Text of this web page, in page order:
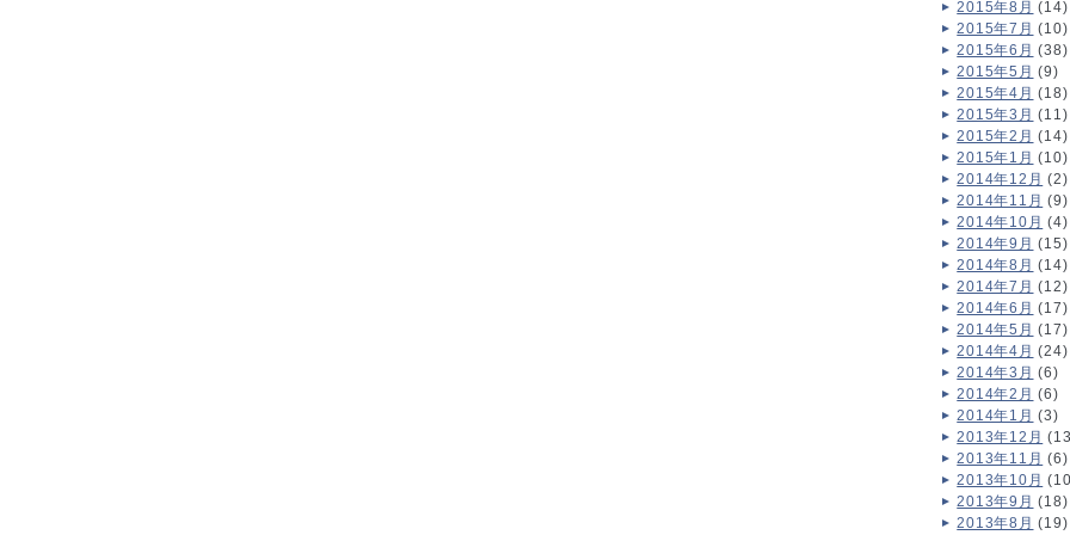
2015年8月 (14)
2015年7月 (10)
2015年6月 (38)
2015年5月 (9)
2015年4月 (18)
2015年3月 (11)
2015年2月 (14)
2015年1月 (10)
2014年12月 (2)
2014年11月 (9)
2014年10月 (4)
2014年9月 (15)
2014年8月 (14)
2014年7月 (12)
2014年6月 (17)
2014年5月 (17)
2014年4月 (24)
2014年3月 (6)
2014年2月 (6)
2014年1月 (3)
2013年12月
2013年11月 (6)
2013年10月
2013年9月 (18)
2013年8月 (19)